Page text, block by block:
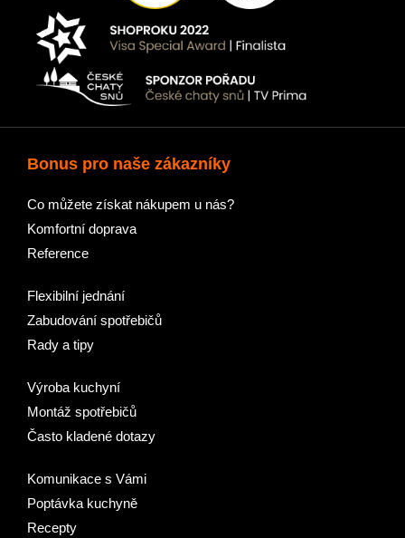
Bonus pro naše zákazníky
Co můžete získat nákupem u nás?
Komfortní doprava
Reference
Flexibilní jednání
Zabudování spotřebičů
Rady a tipy
Výroba kuchyní
Montáž spotřebičů
Často kladené dotazy
Komunikace s Vámi
Poptávka kuchyně
Recepty